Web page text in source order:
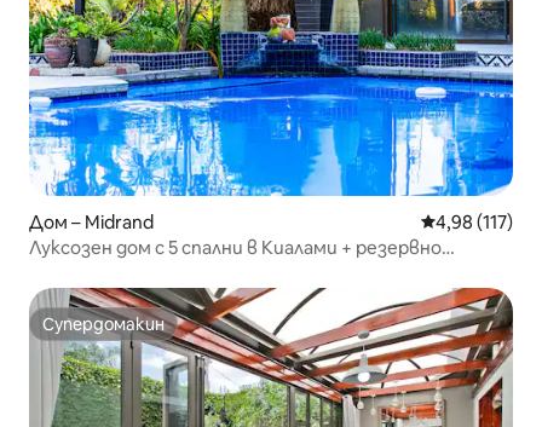
Дом – Midrand Средна
4,98 (117)
Луксозен дом с 5 спални в Киалами + резервно
Супердомакин
Супердомакин